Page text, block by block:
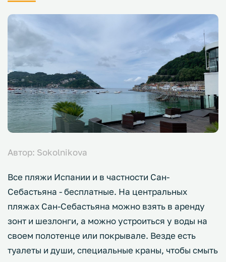
Автор: Sokolnikova
Все пляжи Испании и в частности Сан-
Себастьяна - бесплатные. На центральных
пляжах Сан-Себастьяна можно взять в аренду
зонт и шезлонги, а можно устроиться у воды на
своем полотенце или покрывале. Везде есть
туалеты и души, специальные краны, чтобы смыть